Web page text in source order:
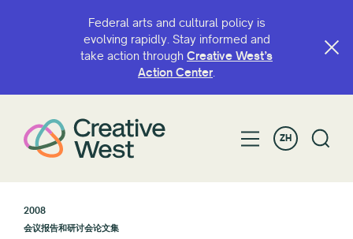
Federal arts and cultural policy is
evolving rapidly. Stay informed and
take action through Creative West’s
Action Center.
ZH
2008
会议报告和研讨会论文集